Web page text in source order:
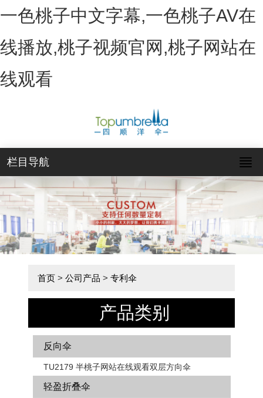
一色桃子中文字幕,一色桃子AV在
线播放,桃子视频官网,桃子网站在
线观看
栏目导航
首页 > 公司产品 > 专利伞
产品类别
反向伞
TU2179 半桃子网站在线观看双层方向伞
轻盈折叠伞